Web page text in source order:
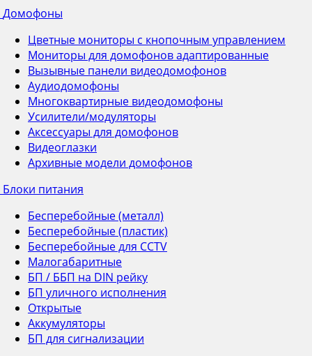
Домофоны
Цветные мониторы с кнопочным управлением
Мониторы для домофонов адаптированные
Вызывные панели видеодомофонов
Аудиодомофоны
Многоквартирные видеодомофоны
Усилители/модуляторы
Аксессуары для домофонов
Видеоглазки
Архивные модели домофонов
Блоки питания
Бесперебойные (металл)
Бесперебойные (пластик)
Бесперебойные для CCTV
Малогабаритные
БП / ББП на DIN рейку
БП уличного исполнения
Открытые
Аккумуляторы
БП для сигнализации